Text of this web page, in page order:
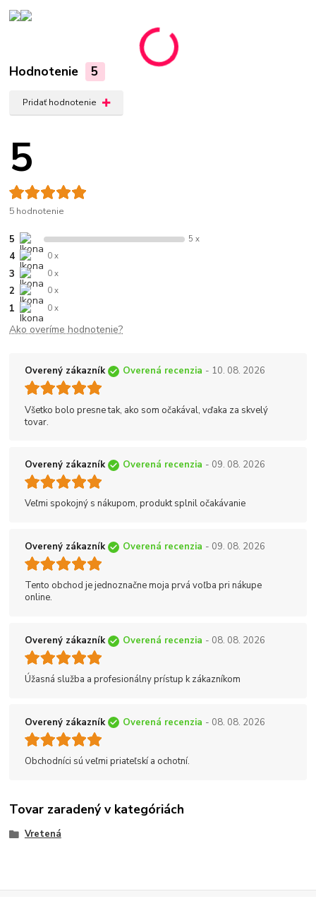
Hodnotenie 5
Pridať hodnotenie
5
5 hodnotenie
5 5 x
4 0 x
3 0 x
2 0 x
1 0 x
Ako overíme hodnotenie?
Overený zákazník Overená recenzia - 10. 08. 2026
Všetko bolo presne tak, ako som očakával, vďaka za skvelý
tovar.
Overený zákazník Overená recenzia - 09. 08. 2026
Veľmi spokojný s nákupom, produkt splnil očakávanie
Overený zákazník Overená recenzia - 09. 08. 2026
Tento obchod je jednoznačne moja prvá voľba pri nákupe
online.
Overený zákazník Overená recenzia - 08. 08. 2026
Úžasná služba a profesionálny prístup k zákazníkom
Overený zákazník Overená recenzia - 08. 08. 2026
Obchodníci sú veľmi priateľskí a ochotní.
Tovar zaradený v kategóriách
Vretená